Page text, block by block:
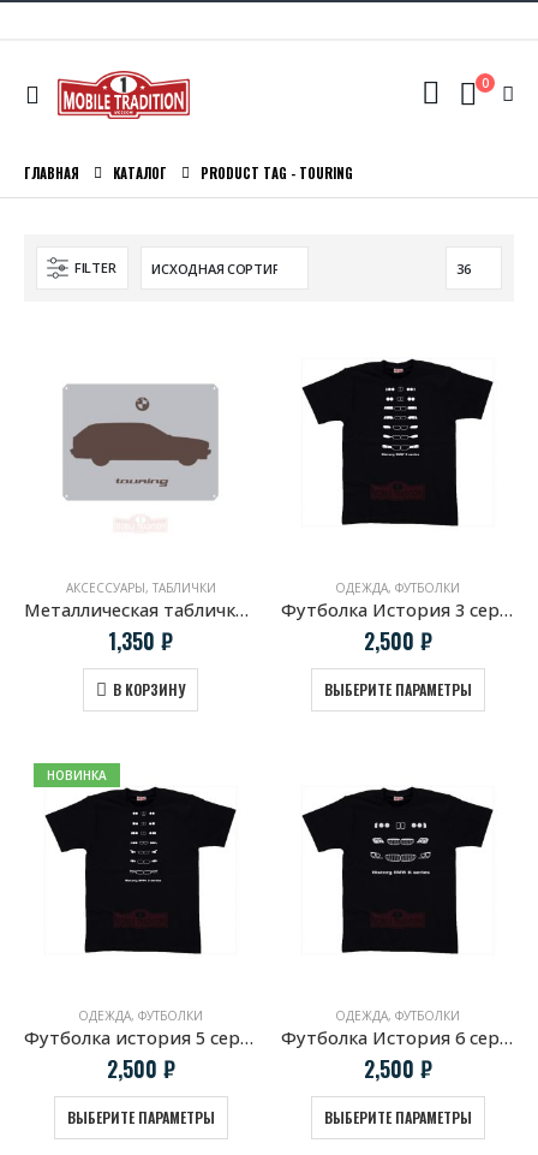
0
ГЛАВНАЯ КАТАЛОГ PRODUCT TAG - TOURING
FILTER
АКСЕССУАРЫ, ТАБЛИЧКИ
Металлическая табличка BMW «Touring»
1,350 ₽
В КОРЗИНУ
ОДЕЖДА, ФУТБОЛКИ
Футболка История 3 серии BMW
2,500 ₽
ВЫБЕРИТЕ ПАРАМЕТРЫ
НОВИНКА
ОДЕЖДА, ФУТБОЛКИ
Футболка история 5 серии BMW
2,500 ₽
ВЫБЕРИТЕ ПАРАМЕТРЫ
ОДЕЖДА, ФУТБОЛКИ
Футболка История 6 серии BMW
2,500 ₽
ВЫБЕРИТЕ ПАРАМЕТРЫ